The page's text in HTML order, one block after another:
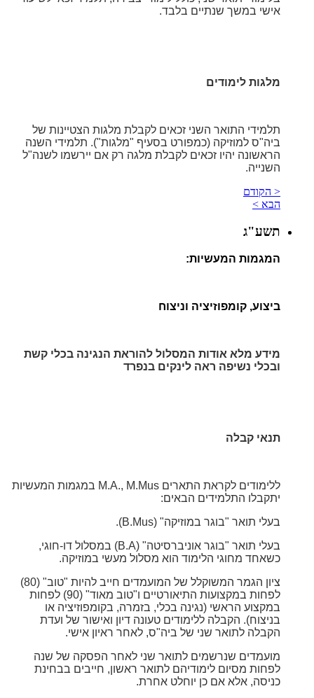
אישי במשך שנתיים בלבד.
מלגות לימודים
תלמידי התואר השני זכאים לקבלת מלגות הצטיינות של
ביה"ס למוזיקה (כמפורט בסעיף "מלגות"). תלמידי השנה
הראשונה יהיו זכאים לקבלת מלגה רק אם יירשמו לשנה"ל
השנייה.
< הקודם
הבא >
תשע"ג
המגמות המעשיות:
ביצוע, קומפוזיציה וניצוח
מידע מלא אודות המסלול להוראת הנגינה בכלי קשת
ובכלי נשיפה ראה לינקים בנפרד
תנאי קבלה
ללימודים לקראת התארים M.A., M.Mus במגמות המעשיות
יתקבלו התלמידים הבאים:
בעלי תואר "בוגר במוזיקה" (B.Mus).
בעלי תואר "בוגר אוניברסיטה" (B.A) במסלול דו-חוגי,
כשאחד מחוגי הלימוד הוא מסלול מעשי במוזיקה.
ציון הגמר המשוקלל של המועמדים חייב להיות "טוב" (80)
לפחות במקצועות התיאורטיים ו"טוב מאוד" (90) לפחות
במקצוע הראשי (נגינה בכלי, בזמרה, בקומפוזיציה או
בניצוח). הקבלה ללימודים טעונה דיון ואישור של ועדת
הקבלה לתואר שני של ביה"ס, לאחר ראיון אישי.
מועמדים שנרשמים לתואר שני לאחר הפסקה של שנה
לפחות מסיום לימודיהם לתואר ראשון, חייבים בבחינת
כניסה, אלא אם כן יוחלט אחרת.